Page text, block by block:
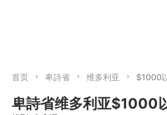
首页 卑詩省 维多利亚 $1000
卑詩省维多利亚$1000